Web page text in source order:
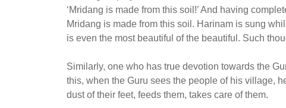
‘Mridang is made from this soil!’ And having
Mridang is made from this soil. Harinam is sung
is even the most beautiful of the beautiful. Such
Similarly, one who has true devotion towards the
this, when the Guru sees the people of his village,
dust of their feet, feeds them, takes care of them.